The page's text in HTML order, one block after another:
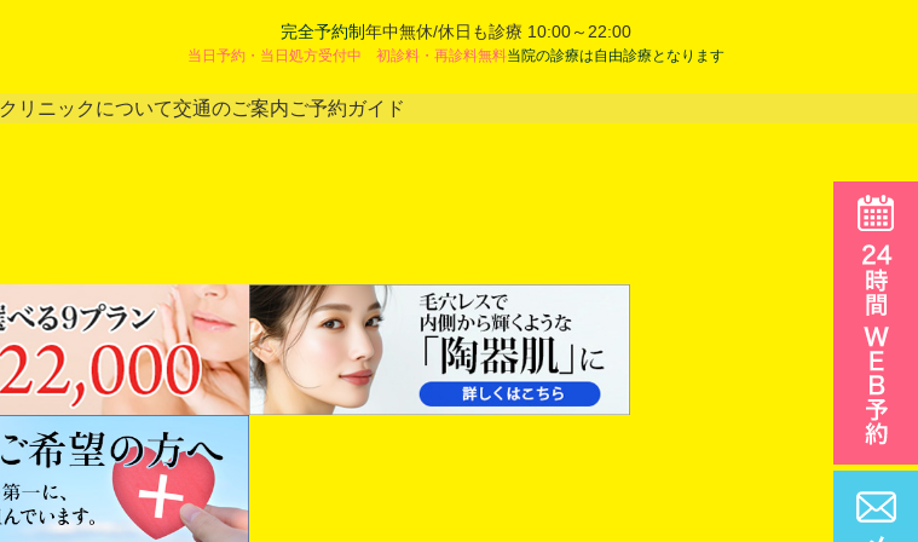
完全予約制年中無休/休日も診療 10:00～22:00
当日予約・当日処方受付中 初診料・再診料無料当院の診療は自由診療となります
クリニックについて交通のご案内ご予約ガイド